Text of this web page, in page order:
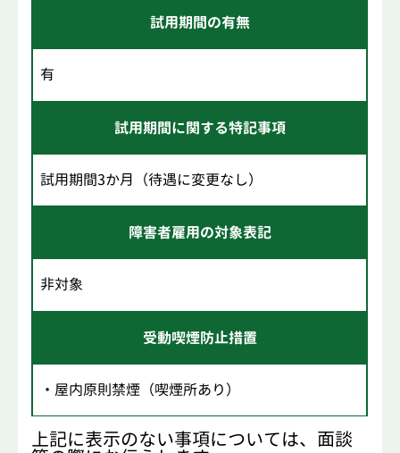
試用期間の有無
有
試用期間に関する特記事項
試用期間3か月（待遇に変更なし）
障害者雇用の対象表記
非対象
受動喫煙防止措置
・屋内原則禁煙（喫煙所あり）
上記に表示のない事項については、面談